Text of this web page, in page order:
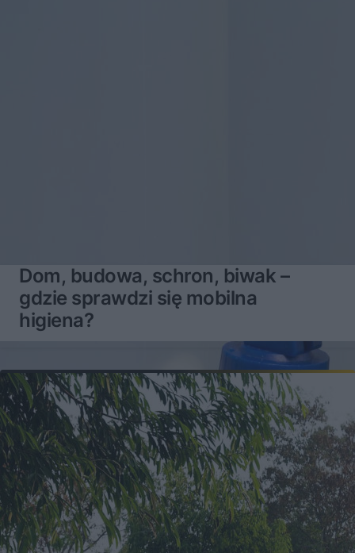
Dom, budowa, schron, biwak –
gdzie sprawdzi się mobilna
higiena?